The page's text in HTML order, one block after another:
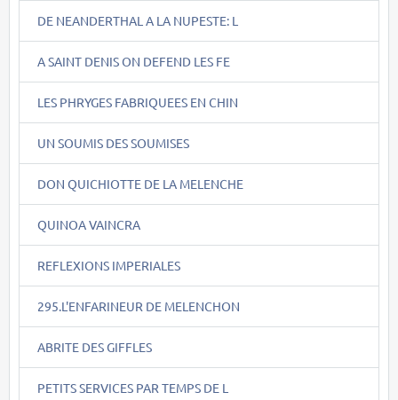
DE NEANDERTHAL A LA NUPESTE: L
A SAINT DENIS ON DEFEND LES FE
LES PHRYGES FABRIQUEES EN CHIN
UN SOUMIS DES SOUMISES
DON QUICHIOTTE DE LA MELENCHE
QUINOA VAINCRA
REFLEXIONS IMPERIALES
295.L'ENFARINEUR DE MELENCHON
ABRITE DES GIFFLES
PETITS SERVICES PAR TEMPS DE L